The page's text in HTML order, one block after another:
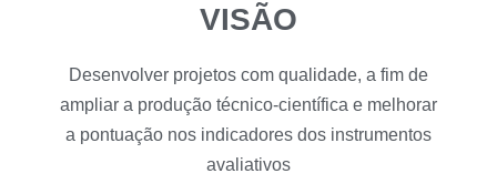
VISÃO
Desenvolver projetos com qualidade, a fim de
ampliar a produção técnico-científica e melhorar
a pontuação nos indicadores dos instrumentos
avaliativos